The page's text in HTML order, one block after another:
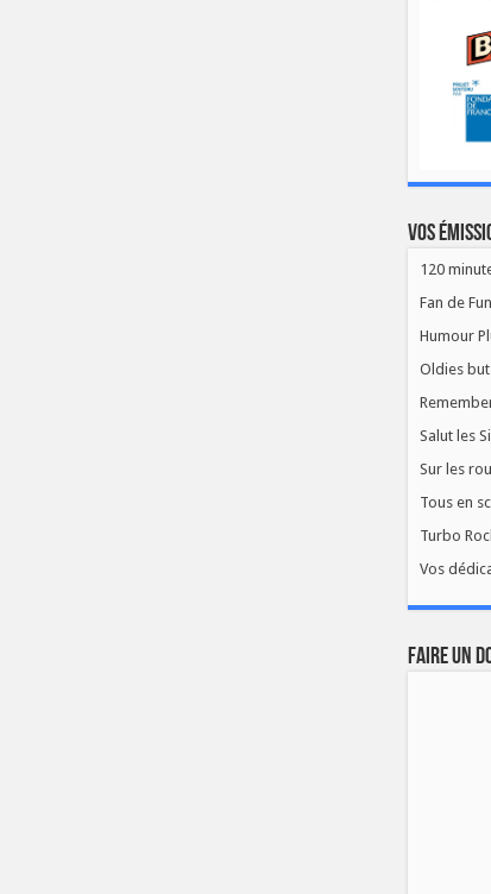
Vos
120
Fan de
Humour
Oldies
Salut les
Sur les
Tous en
Turbo
Vos
FAIRE UN